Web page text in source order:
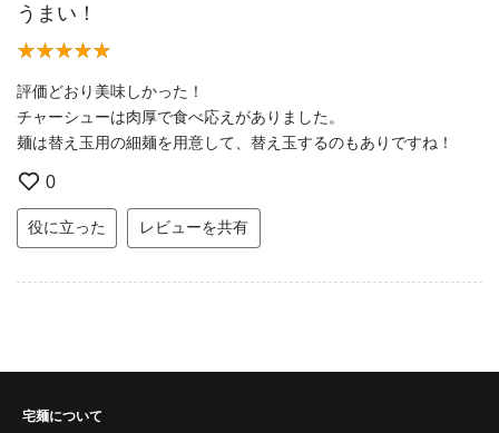
うまい！
評価どおり美味しかった！
チャーシューは肉厚で食べ応えがありました。
麺は替え玉用の細麺を用意して、替え玉するのもありですね！
0
役に立った レビューを共有
宅麺について